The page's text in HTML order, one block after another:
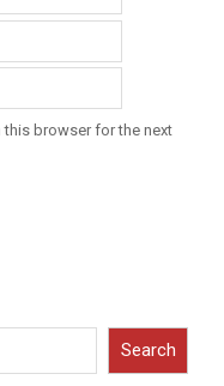
this browser for the next
Search